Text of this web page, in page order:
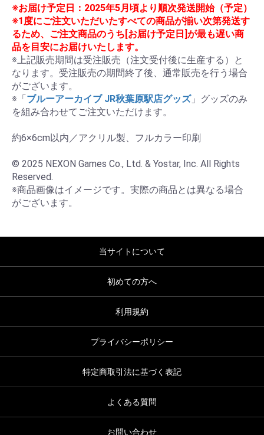
※お届け予定日：2025年5月頃より順次発送開始（予定）
※1度にご注文いただいたすべての商品が揃い次第発送す
るため、ご注文商品のうち[お届け予定日]が最も遅い商
品を目安にお届けいたします。
※上記販売期間は受注販売（注文受付後に生産する）と
なります。受注販売の期間終了後、通常販売を行う場合
がございます。
※「ブルーアーカイブ JR秋葉原駅店グッズ」グッズのみ
を組み合わせてご注文いただけます。
約6×6cm以内／アクリル製、フルカラー印刷
© 2025 NEXON Games Co., Ltd. & Yostar, Inc. All Rights
Reserved.
※商品画像はイメージです。実際の商品とは異なる場合
がございます。
当サイトについて
初めての方へ
利用規約
プライバシーポリシー
特定商取引法に基づく表記
よくある質問
お問い合わせ